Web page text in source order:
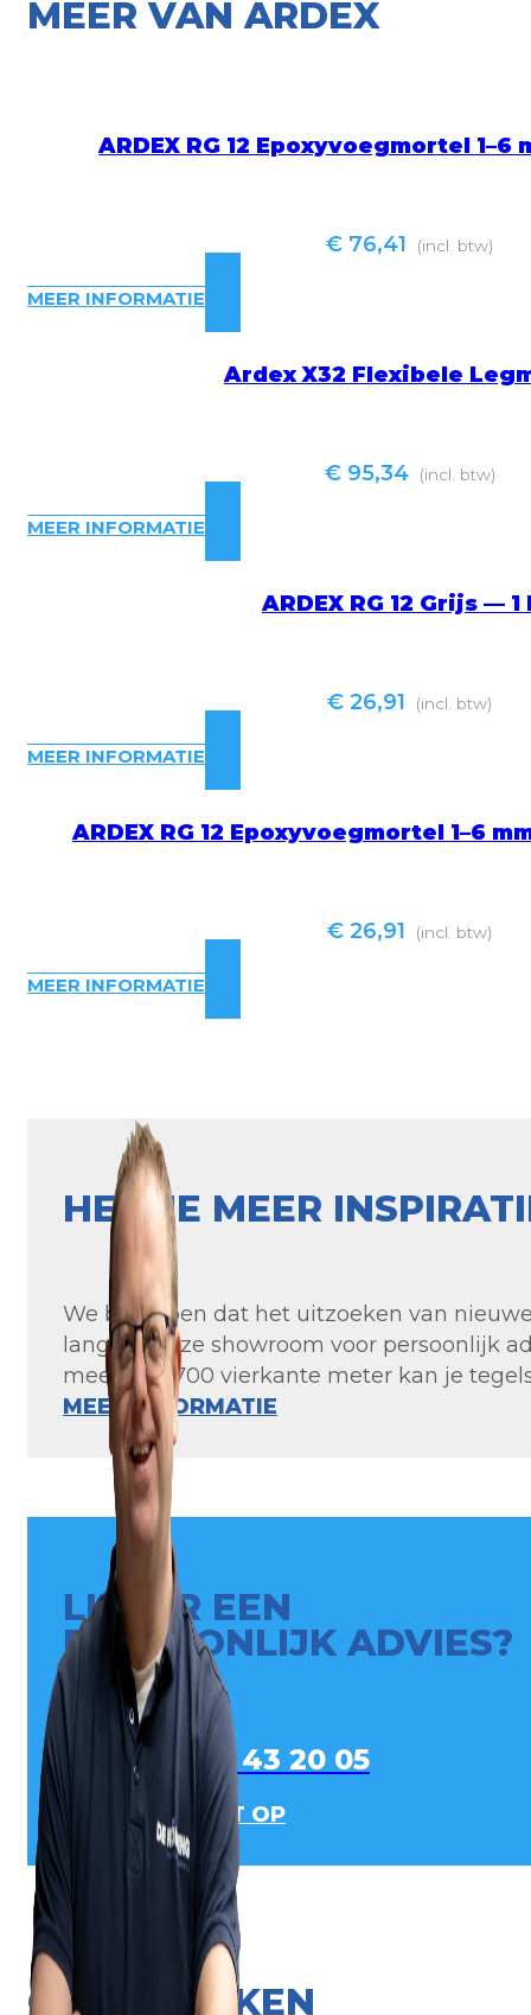
MEER VAN ARDEX
ARDEX RG 12 Epoxyvoegmortel
€ 76,41 (incl. btw)
MEER INFORMATIE
Ardex X32 Flexibele
€95,34 (incl. btw)
MEER INFORMATIE
ARDEX RG 12 Grijs — 1
€ 26,91 (incl. btw)
MEER INFORMATIE
ARDEX RG 12 Epoxyvoegmortel 1–6
€ 26,91 (incl. btw)
MEER INFORMATIE
HEB JE MEER
We begrijpen dat het uitzoeken van
langs in onze showroom voor persoonlijk
meer dan 700 vierkante meter kan je
MEER INFORMATIE
LIEVER EEN
PERSOONLIJK ADVIES?
0413 - 43 20 05
NEEM CONTACT OP
ONZE MERKEN